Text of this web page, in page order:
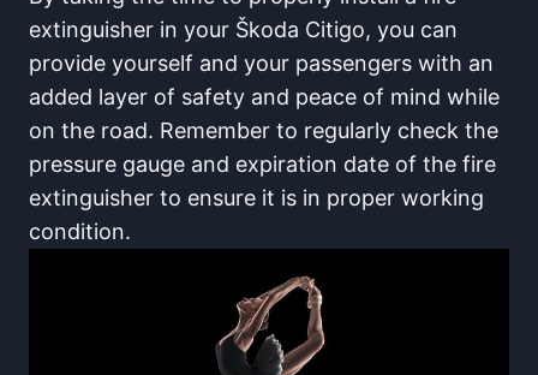
extinguisher in your Škoda Citigo, you can
provide yourself and your passengers with an
added layer of safety and peace of mind while
on the road. Remember to regularly check the
pressure gauge and expiration date of the fire
extinguisher to ensure it is in proper working
condition.